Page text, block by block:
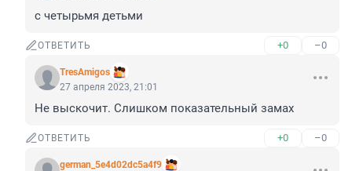
с четырьмя детьми
ОТВЕТИТЬ +0 –0
TresAmigos
27 апреля 2023, 21:01
Не выскочит. Слишком показательный замах
ОТВЕТИТЬ +0 –0
german_5e4d02dc5a4f9